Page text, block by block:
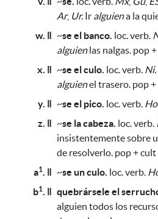
Ar, Ur. Ir alguiena la
w. ǁ ~se el banco. loc. verb.
alguienlas nalgas. pop
x. ǁ ~se el culo. loc. verb. Ni.
alguienel trasero. pop
y. ǁ ~se el pico. loc. verb.
z. ǁ ~se la cabeza. loc. verb.
insistentemente sobre
de resolverlo. pop +
a1. ǁ ~se un culo. loc. verb.
b1. ǁ quebrársele el
alguien todos los